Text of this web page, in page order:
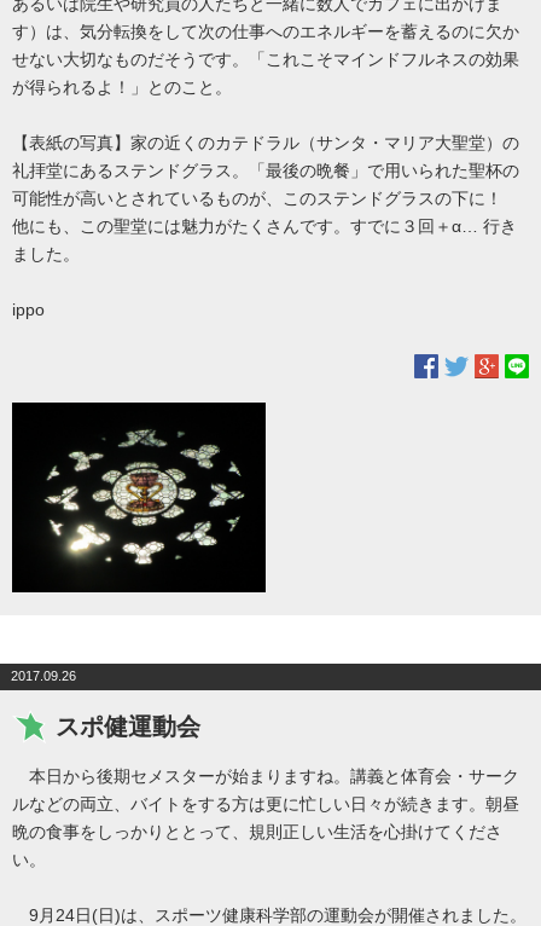
す）は、気分転換をして次の仕事へのエネルギーを蓄えるのに欠か
せない大切なものだそうです。「これこそマインドフルネスの効果
が得られるよ！」とのこと。
【表紙の写真】家の近くのカテドラル（サンタ・マリア大聖堂）の
礼拝堂にあるステンドグラス。「最後の晩餐」で用いられた聖杯の
可能性が高いとされているものが、このステンドグラスの下に！
他にも、この聖堂には魅力がたくさんです。すでに３回＋α… 行き
ました。
ippo
2017.09.26
スポ健運動会
本日から後期セメスターが始まりますね。講義と体育会・サーク
ルなどの両立、バイトをする方は更に忙しい日々が続きます。朝昼
晩の食事をしっかりととって、規則正しい生活を心掛けてくださ
い。
9月24日(日)は、スポーツ健康科学部の運動会が開催されました。